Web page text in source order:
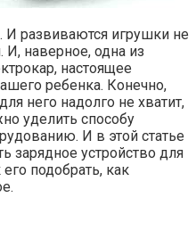
И развиваются игрушки не
И, наверное, одна из
настоящее
ребенка. Конечно,
него надолго не хватит,
уделить способу
И в этой статье
устройство для
подобрать, как